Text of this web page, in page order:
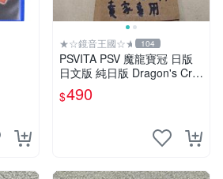
★☆鏡音王國☆★ 104
PSVITA PSV 魔龍寶冠 日版
日文版 純日版 Dragon's Cro
wn 香草社 Atlus
$490